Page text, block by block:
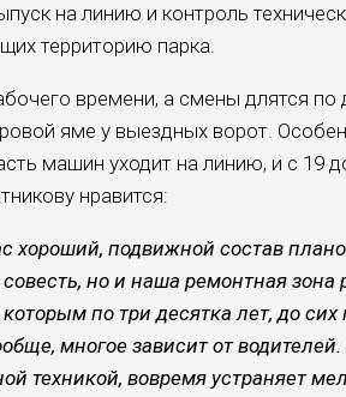
на линию и контроль
территорию парка.
времени, а смены длятся по
яме у выездных ворот.
машин уходит на линию, и с 19
нравится:
хороший, подвижной состав
но и наша ремонтная
по три десятка лет, до
многое зави­сит от
техникой, во­время устраняет